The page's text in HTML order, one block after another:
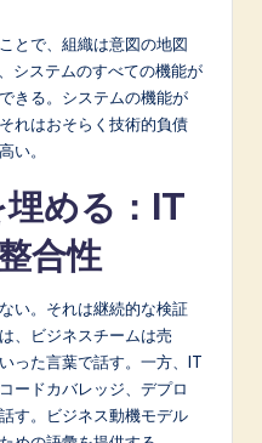
とで、組織は意図の地図
システムのすべての機能が
きる。システムの機能が
れはおそらく技術的負債
い。
める：IT
合性
い。それは継続的な検証
、ビジネスチームは売
った言葉で話す。一方、IT
ードカバレッジ、デプロ
す。ビジネス動機モデル